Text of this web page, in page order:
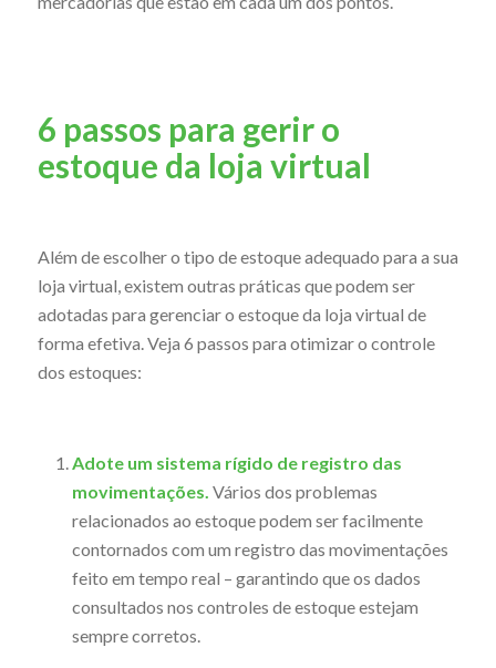
6 passos para gerir o
estoque da loja virtual
Além de escolher o tipo de estoque adequado para a sua
loja virtual, existem outras práticas que podem ser
adotadas para gerenciar o estoque da loja virtual de
forma efetiva. Veja 6 passos para otimizar o controle
dos estoques:
Adote um sistema rígido de registro das
movimentações. Vários dos problemas
relacionados ao estoque podem ser facilmente
contornados com um registro das movimentações
feito em tempo real – garantindo que os dados
consultados nos controles de estoque estejam
sempre corretos.